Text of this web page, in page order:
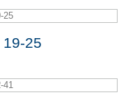
19-25